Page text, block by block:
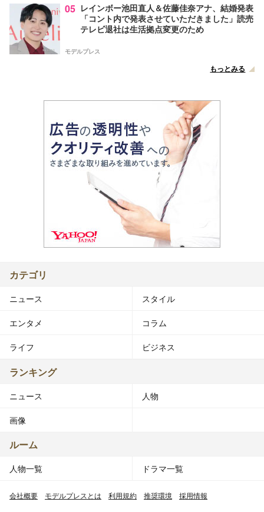
05 レインボー池田直人＆佐藤佳奈アナ、結婚発表
「コント内で発表させていただきました」読売
テレビ退社は生活拠点変更のため
モデルプレス
もっとみる
カテゴリ
ニュース スタイル
エンタメ コラム
ライフ ビジネス
ランキング
ニュース 人物
画像
ルーム
人物一覧 ドラマ一覧
会社概要 モデルプレスとは 利用規約 推奨環境 採用情報